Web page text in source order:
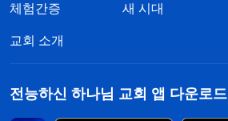
체험간증 새 시대
교회 소개
전능하신 하나님 교회 앱 다운로드